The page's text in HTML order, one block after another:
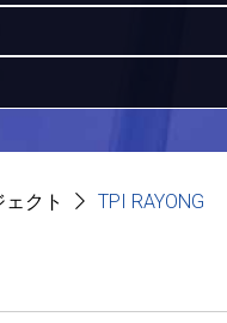
クト TPI RAYONG